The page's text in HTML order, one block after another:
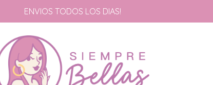
ENVIOS TODOS LOS DIAS!